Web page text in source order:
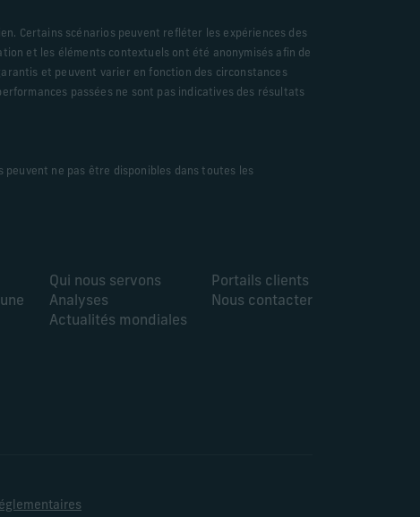
Certains scénarios peuvent refléter les expériences des
et les éléments contextuels ont été anonymisés afin de
et peuvent varier en fonction des circonstances
passées ne sont pas indicatives des résultats
ne pas être disponibles dans toutes les
Qui nous servons
Analyses
Actualités mondiales
Portails clients
Nous contacter